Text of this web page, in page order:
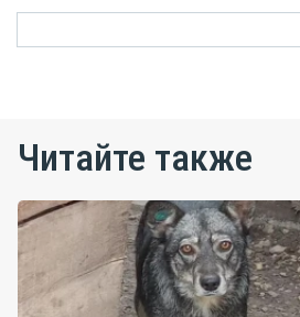
Читайте также